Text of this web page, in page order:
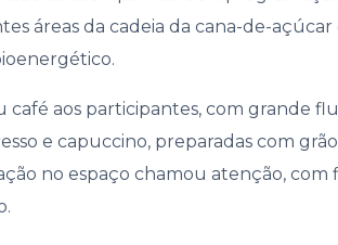
áreas da cadeia da cana-de-açúcar
café aos participantes, com grande
e capuccino, preparadas com
no espaço chamou atenção, com